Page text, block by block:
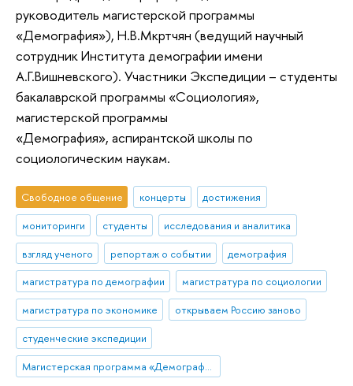
руководитель магистерской программы
«Демография»), Н.В.Мкртчян (ведущий научный
сотрудник Института демографии имени
А.Г.Вишневского). Участники Экспедиции – студенты
бакалаврской программы «Социология»,
магистерской программы
«Демография», аспирантской школы по
социологическим наукам.
Свободное общение концерты
достижения
мониторинги
студенты
исследования и аналитика
взгляд ученого
репортаж о событии
демография
магистратура по демографии
магистратура по социологии
магистратура по экономике
открываем Россию заново
студенческие экспедиции